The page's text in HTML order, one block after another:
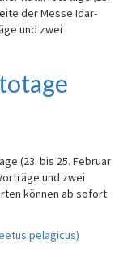
der Messe Idar-
und zwei
(23. bis 25. Februar
und zwei
können ab sofort